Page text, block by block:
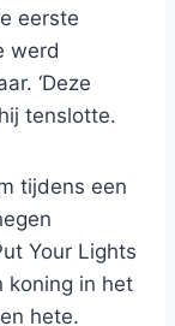
eerste
werd
‘Deze
tenslotte.
tijdens een
Your Lights
koning in het
hete.